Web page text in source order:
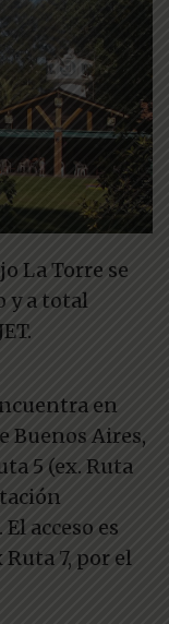
La Torre se
y a total
en
Buenos Aires,
5 (ex. Ruta
acceso es
7, por el